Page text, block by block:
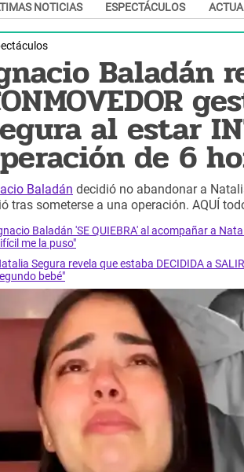
NOTICIAS ESPECTÁCULOS
Baladán
al estar
de 6
Baladán decidió no abandonar a
tras someterse a una operación. AQUÍ
Baladán 'SE QUIEBRA' al acompañar a
me la puso"
Segura revela que estaba DECIDIDA a
bebé"